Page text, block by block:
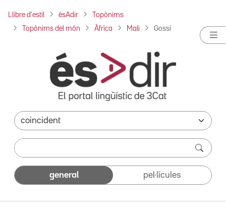
Llibre d'estil ésAdir Topònims
Topònims del món Àfrica Mali Gossi
general pel·lícules